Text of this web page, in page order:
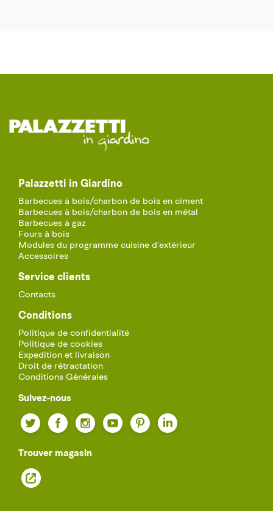
Palazzetti in Giardino
Barbecues à bois/charbon de bois en ciment
Barbecues à bois/charbon de bois en métal
Barbecues à gaz
Fours à bois
Modules du programme cuisine d’extérieur
Accessoires
Service clients
Contacts
Conditions
Politique de confidentialité
Politique de cookies
Expedition et livraison
Droit de rétractation
Conditions Générales
Suivez-nous
Facebook
Twitter YouTubePinterest
Instagram
Trouver magasin